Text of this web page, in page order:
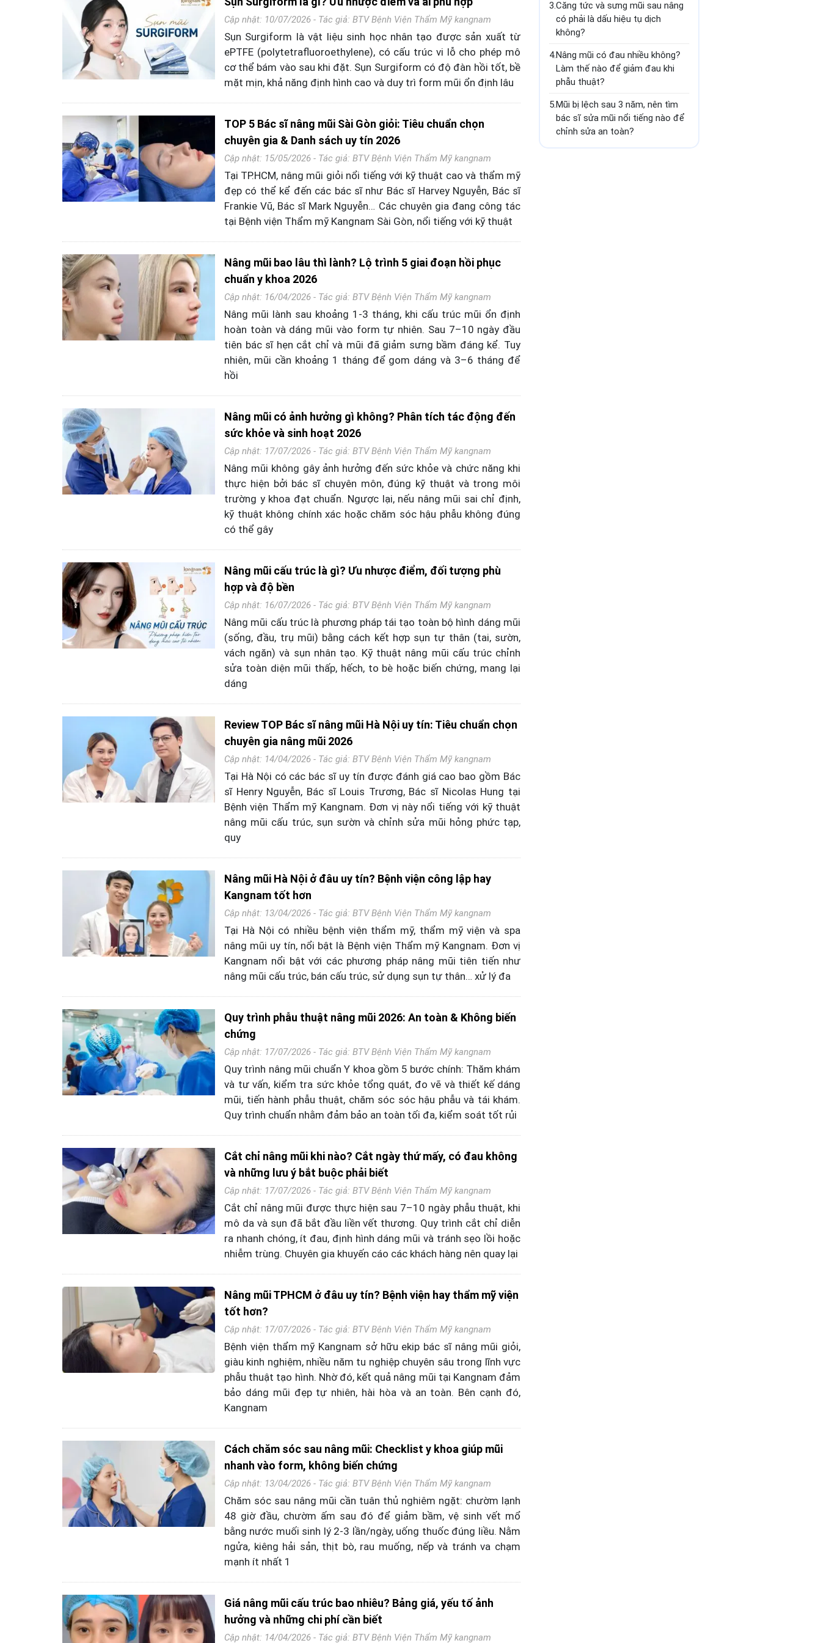
Cập nhật: 10/07/2026 - Tác giả: BTV Bệnh Viện Thẩm Mỹ kangnam
Sụn Surgiform là vật liệu sinh học nhân tạo được sản xuất từ
ePTFE (polytetrafluoroethylene), có cấu trúc vi lỗ cho phép mô
cơ thể bám vào sau khi đặt. Sụn Surgiform có độ đàn hồi tốt, bề
mặt mịn, khả năng định hình cao và duy trì form mũi ổn định lâu
TOP 5 Bác sĩ nâng mũi Sài Gòn giỏi: Tiêu chuẩn chọn
chuyên gia & Danh sách uy tín 2026
Cập nhật: 15/05/2026 - Tác giả: BTV Bệnh Viện Thẩm Mỹ kangnam
Tại TP.HCM, nâng mũi giỏi nổi tiếng với kỹ thuật cao và thẩm mỹ
đẹp có thể kể đến các bác sĩ như Bác sĩ Harvey Nguyễn, Bác sĩ
Frankie Vũ, Bác sĩ Mark Nguyễn… Các chuyên gia đang công tác
tại Bệnh viện Thẩm mỹ Kangnam Sài Gòn, nổi tiếng với kỹ thuật
Nâng mũi bao lâu thì lành? Lộ trình 5 giai đoạn hồi phục
chuẩn y khoa 2026
Cập nhật: 16/04/2026 - Tác giả: BTV Bệnh Viện Thẩm Mỹ kangnam
Nâng mũi lành sau khoảng 1-3 tháng, khi cấu trúc mũi ổn định
hoàn toàn và dáng mũi vào form tự nhiên. Sau 7–10 ngày đầu
tiên bác sĩ hẹn cắt chỉ và mũi đã giảm sưng bầm đáng kể. Tuy
nhiên, mũi cần khoảng 1 tháng để gom dáng và 3–6 tháng để
hồi
Nâng mũi có ảnh hưởng gì không? Phân tích tác động đến
sức khỏe và sinh hoạt 2026
Cập nhật: 17/07/2026 - Tác giả: BTV Bệnh Viện Thẩm Mỹ kangnam
Nâng mũi không gây ảnh hưởng đến sức khỏe và chức năng khi
thực hiện bởi bác sĩ chuyên môn, đúng kỹ thuật và trong môi
trường y khoa đạt chuẩn. Ngược lại, nếu nâng mũi sai chỉ định,
kỹ thuật không chính xác hoặc chăm sóc hậu phẫu không đúng
có thể gây
Nâng mũi cấu trúc là gì? Ưu nhược điểm, đối tượng phù
hợp và độ bền
Cập nhật: 16/07/2026 - Tác giả: BTV Bệnh Viện Thẩm Mỹ kangnam
Nâng mũi cấu trúc là phương pháp tái tạo toàn bộ hình dáng mũi
(sống, đầu, trụ mũi) bằng cách kết hợp sụn tự thân (tai, sườn,
vách ngăn) và sụn nhân tạo. Kỹ thuật nâng mũi cấu trúc chỉnh
sửa toàn diện mũi thấp, hếch, to bè hoặc biến chứng, mang lại
dáng
Review TOP Bác sĩ nâng mũi Hà Nội uy tín: Tiêu chuẩn chọn
chuyên gia nâng mũi 2026
Cập nhật: 14/04/2026 - Tác giả: BTV Bệnh Viện Thẩm Mỹ kangnam
Tại Hà Nội có các bác sĩ uy tín được đánh giá cao bao gồm Bác
sĩ Henry Nguyễn, Bác sĩ Louis Trương, Bác sĩ Nicolas Hung tại
Bệnh viện Thẩm mỹ Kangnam. Đơn vị này nổi tiếng với kỹ thuật
nâng mũi cấu trúc, sụn sườn và chỉnh sửa mũi hỏng phức tạp,
quy
Nâng mũi Hà Nội ở đâu uy tín? Bệnh viện công lập hay
Kangnam tốt hơn
Cập nhật: 13/04/2026 - Tác giả: BTV Bệnh Viện Thẩm Mỹ kangnam
Tại Hà Nội có nhiều bệnh viện thẩm mỹ, thẩm mỹ viện và spa
nâng mũi uy tín, nổi bật là Bệnh viện Thẩm mỹ Kangnam. Đơn vị
Kangnam nổi bật với các phương pháp nâng mũi tiên tiến như
nâng mũi cấu trúc, bán cấu trúc, sử dụng sụn tự thân… xử lý đa
Quy trình phẫu thuật nâng mũi 2026: An toàn & Không biến
chứng
Cập nhật: 17/07/2026 - Tác giả: BTV Bệnh Viện Thẩm Mỹ kangnam
Quy trình nâng mũi chuẩn Y khoa gồm 5 bước chính: Thăm khám
và tư vấn, kiểm tra sức khỏe tổng quát, đo vẽ và thiết kế dáng
mũi, tiến hành phẫu thuật, chăm sóc sóc hậu phẫu và tái khám.
Quy trình chuẩn nhằm đảm bảo an toàn tối đa, kiểm soát tốt rủi
Cắt chỉ nâng mũi khi nào? Cắt ngày thứ mấy, có đau không
và những lưu ý bắt buộc phải biết
Cập nhật: 17/07/2026 - Tác giả: BTV Bệnh Viện Thẩm Mỹ kangnam
Cắt chỉ nâng mũi được thực hiện sau 7–10 ngày phẫu thuật, khi
mô da và sụn đã bắt đầu liền vết thương. Quy trình cắt chỉ diễn
ra nhanh chóng, ít đau, định hình dáng mũi và tránh sẹo lồi hoặc
nhiễm trùng. Chuyên gia khuyến cáo các khách hàng nên quay lại
Nâng mũi TPHCM ở đâu uy tín? Bệnh viện hay thẩm mỹ viện
tốt hơn?
Cập nhật: 17/07/2026 - Tác giả: BTV Bệnh Viện Thẩm Mỹ kangnam
Bệnh viện thẩm mỹ Kangnam sở hữu ekip bác sĩ nâng mũi giỏi,
giàu kinh nghiệm, nhiều năm tu nghiệp chuyên sâu trong lĩnh vực
phẫu thuật tạo hình. Nhờ đó, kết quả nâng mũi tại Kangnam đảm
bảo dáng mũi đẹp tự nhiên, hài hòa và an toàn. Bên cạnh đó,
Kangnam
Cách chăm sóc sau nâng mũi: Checklist y khoa giúp mũi
nhanh vào form, không biến chứng
Cập nhật: 13/04/2026 - Tác giả: BTV Bệnh Viện Thẩm Mỹ kangnam
Chăm sóc sau nâng mũi cần tuân thủ nghiêm ngặt: chườm lạnh
48 giờ đầu, chườm ấm sau đó để giảm bầm, vệ sinh vết mổ
bằng nước muối sinh lý 2-3 lần/ngày, uống thuốc đúng liều. Nằm
ngửa, kiêng hải sản, thịt bò, rau muống, nếp và tránh va chạm
mạnh ít nhất 1
Giá nâng mũi cấu trúc bao nhiêu? Bảng giá, yếu tố ảnh
hưởng và những chi phí cần biết
Cập nhật: 14/04/2026 - Tác giả: BTV Bệnh Viện Thẩm Mỹ kangnam
3.Căng tức và sưng mũi sau nâng
có phải là dấu hiệu tụ dịch
không?
4.Nâng mũi có đau nhiều không?
Làm thế nào để giảm đau khi
phẫu thuật?
5.Mũi bị lệch sau 3 năm, nên tìm
bác sĩ sửa mũi nổi tiếng nào để
chỉnh sửa an toàn?